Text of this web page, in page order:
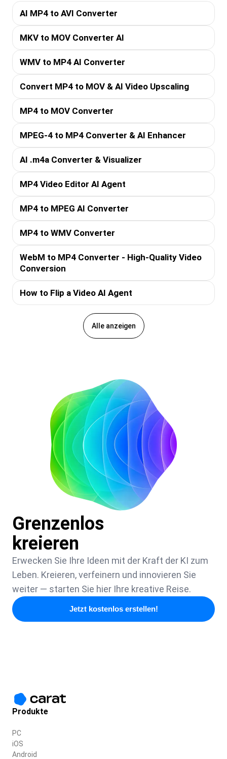
AI MP4 to AVI Converter
MKV to MOV Converter AI
WMV to MP4 AI Converter
Convert MP4 to MOV & AI Video Upscaling
MP4 to MOV Converter
MPEG-4 to MP4 Converter & AI Enhancer
AI .m4a Converter & Visualizer
MP4 Video Editor AI Agent
MP4 to MPEG AI Converter
MP4 to WMV Converter
WebM to MP4 Converter - High-Quality Video
Conversion
How to Flip a Video AI Agent
Alle anzeigen
Grenzenlos
kreieren
Erwecken Sie Ihre Ideen mit der Kraft der KI zum
Leben. Kreieren, verfeinern und innovieren Sie
weiter — starten Sie hier Ihre kreative Reise.
Jetzt kostenlos erstellen!
Produkte
PC
iOS
Android